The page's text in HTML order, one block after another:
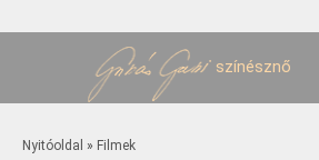
színésznő
Jelenlegi hely
Nyitóoldal » Filmek